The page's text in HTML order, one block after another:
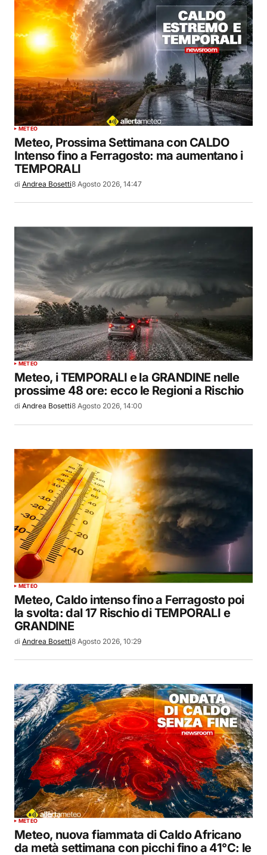
METEO
Meteo, Prossima Settimana con CALDO
Intenso fino a Ferragosto: ma aumentano i
TEMPORALI
di Andrea Bosetti8 Agosto 2026, 14:47
METEO
Meteo, i TEMPORALI e la GRANDINE nelle
prossime 48 ore: ecco le Regioni a Rischio
di Andrea Bosetti8 Agosto 2026, 14:00
METEO
Meteo, Caldo intenso fino a Ferragosto poi
la svolta: dal 17 Rischio di TEMPORALI e
GRANDINE
di Andrea Bosetti8 Agosto 2026, 10:29
METEO
Meteo, nuova fiammata di Caldo Africano
da metà settimana con picchi fino a 41°C: le